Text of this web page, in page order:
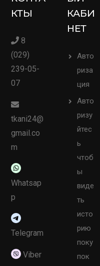
КТЫ
8
(029)
239-05-
07
tkani24@
gmail.co
m
Whatsap
p
Telegram
Viber
КАБИ
НЕТ
Авто
риза
ция
Авто
ризу
йтес
ь
чтоб
ы
виде
ть
исто
рию
поку
пок